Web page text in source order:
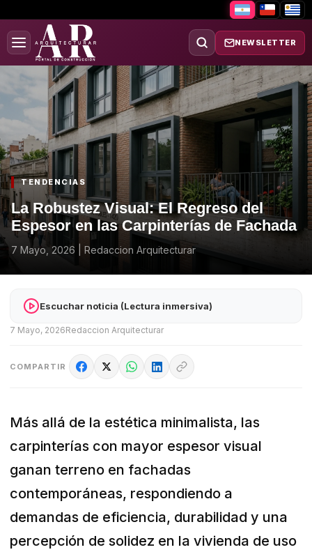
NEWSLETTER
TENDENCIAS
La Robustez Visual: El Regreso del
Espesor en las Carpinterías de Fachada
7 Mayo, 2026 Redaccion Arquitecturar
Escuchar noticia (Lectura inmersiva)
7 Mayo, 2026Redaccion Arquitecturar
COMPARTIR
Más allá de la estética minimalista, las
carpinterías con mayor espesor visual
ganan terreno en fachadas
contemporáneas, respondiendo a
demandas de eficiencia, durabilidad y una
percepción de solidez en la vivienda de uso